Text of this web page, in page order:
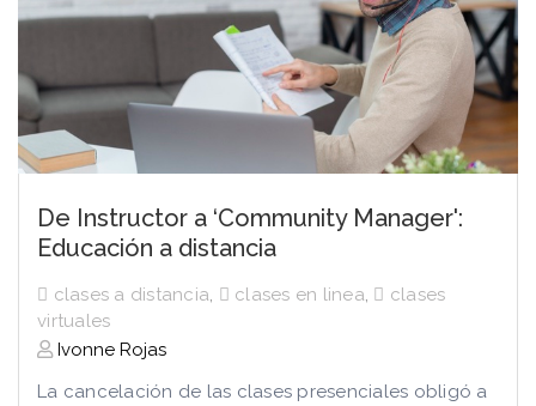
De Instructor a ‘Community Manager':
Educación a distancia
clases a distancia, clases en linea,
clases
virtuales
Ivonne Rojas
La cancelación de las clases presenciales obligó a